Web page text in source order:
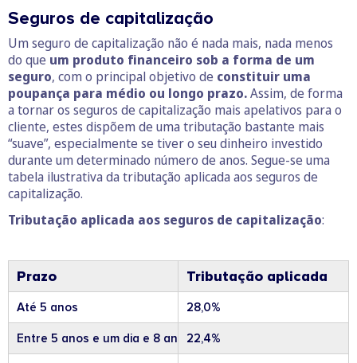
Seguros de capitalização
Um seguro de capitalização não é nada mais, nada menos
do que um produto financeiro sob a forma de um
seguro, com o principal objetivo de constituir uma
poupança para médio ou longo prazo.Assim, de forma
a tornar os seguros de capitalização mais apelativos para o
cliente, estes dispõem de uma tributação bastante mais
“suave”, especialmente se tiver o seu dinheiro investido
durante um determinado número de anos. Segue-se uma
tabela ilustrativa da tributação aplicada aos seguros de
capitalização.
Tributação aplicada aos seguros de capitalização:
Prazo Tributação aplicada
Até 5 anos 28,0%
Entre 5 anos e um dia e 8 anos22,4%